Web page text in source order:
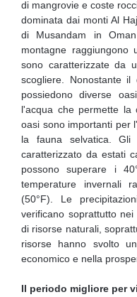
di mangrovie e coste
dominata dai monti Al
di Musandam in
montagne
sono caratterizzate da
scogliere. Nonostante
possiedono diverse
l'acqua che permette la
oasi sono importanti per
la fauna selvatica. Gli
caratterizzato da estati
possono superare i
temperature invernali
(50°F). Le
verificano soprattutto
di risorse naturali,
risorse hanno svolto
economico e nella
Il periodo migliore per